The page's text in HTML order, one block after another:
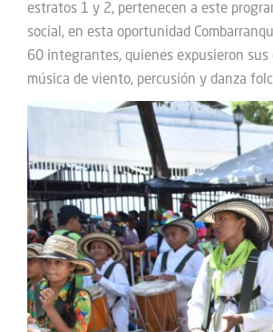
estratos 1 y 2, pertenecen a este
social, en esta oportunidad
60 integrantes, quienes expusieron sus
música de viento, percusión y danza